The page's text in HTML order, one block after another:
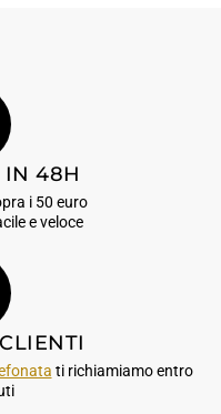
IN 48H
i 50 euro
e veloce
ti richiamiamo entro